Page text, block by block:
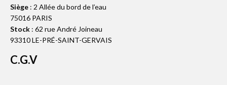
Siège : 2 Allée du bord de l’eau
75016 PARIS
Stock : 62 rue André Joineau
93310 LE-PRÉ-SAINT-GERVAIS
C.G.V